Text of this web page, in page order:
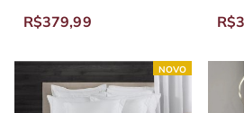
R$379,99
NOVO